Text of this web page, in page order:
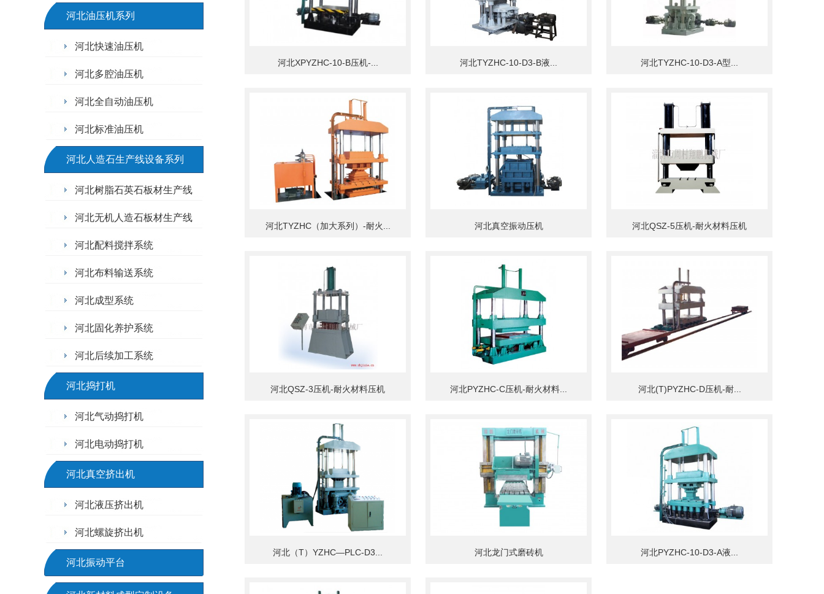
河北油压机系列
河北快速油压机
河北多腔油压机
河北全自动油压机
河北标准油压机
河北人造石生产线设备系列
河北树脂石英石板材生产线
河北无机人造石板材生产线
河北配料搅拌系统
河北布料输送系统
河北成型系统
河北固化养护系统
河北后续加工系统
河北捣打机
河北气动捣打机
河北电动捣打机
河北真空挤出机
河北液压挤出机
河北螺旋挤出机
河北振动平台
河北XPYZHC-10-B压机-... 河北TYZHC-10-D3-B液... 河北TYZHC-10-D3-A型...
河北TYZHC（加大系列）-耐火... 河北真空振动压机 河北QSZ-5压机-耐火材料压机
河北QSZ-3压机-耐火材料压机 河北PYZHC-C压机-耐火材料... 河北(T)PYZHC-D压机-耐...
河北（T）YZHC—PLC-D3... 河北龙门式磨砖机 河北PYZHC-10-D3-A液...